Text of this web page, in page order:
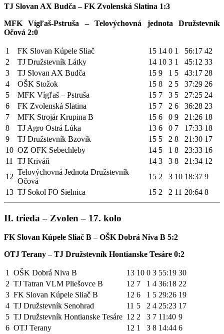
TJ Slovan AX Budča – FK Zvolenská Slatina 1:3
MFK Vígľaš-Pstruša – Telovýchovná jednota Družstevník
Očová 2:0
1 FK Slovan Kúpele Sliač 15 14 0 1 56:17 42
2
TJ Družstevník Látky 14 10 3 1 45:12 33
3
TJ Slovan AX Budča 15 9 1 5 43:17 28
4
OŠK Stožok 15 8 2 5 37:29 26
5
MFK Vígľaš – Pstruša 15 7 3 5 27:25 24
6
FK Zvolenská Slatina 15 7 2 6 36:28 23
7
MFK Strojár Krupina B 15 6 0 9 21:26 18
8
TJ Agro Ostrá Lúka 13 6 0 7 17:33 18
9
TJ Družstevník Bzovík 15 5 2 8 21:30 17
10 OZ OFK Sebechleby 14 5 1 8 23:33 16
11
TJ Kriváň 14 3 3 8 21:34 12
12
Telovýchovná Jednota Družstevník
Očová
15 2 3 10 18:37 9
13 TJ Sokol FO Sielnica 15 2 2 11 20:64 8
II. trieda – Zvolen – 17. kolo
FK Slovan Kúpele Sliač B – OŠK Dobrá Niva B 5:2
OTJ Terany – TJ Družstevník Hontianske Tesáre 0:2
1 OŠK Dobrá Niva B 13 10 0 3 55:19 30
2 TJ Tatran VLM Pliešovce B 12 7 1 4 36:18 22
3 FK Slovan Kúpele Sliač B 12 6 1 5 29:26 19
4 TJ Družstevník Senohrad 11 5 2 4 25:23 17
5 TJ Družstevník Hontianske Tesáre 12 2 3 7 11:40 9
6 OTJ Terany 12 1 3 8 14:44 6